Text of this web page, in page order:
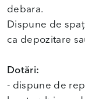
debara.
Dispune de
ca depozitare
Dotări:
- dispune de